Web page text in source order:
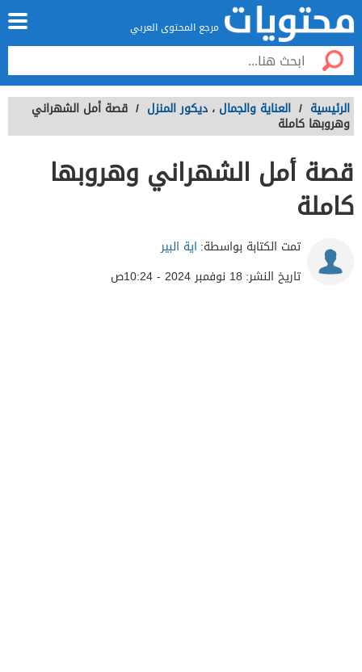
مرجع المحتوى العربي
الرئيسية / العناية والجمال ، ديكور المنزل / قصة أمل الشهراني
وهروبها كاملة
قصة أمل الشهراني وهروبها
كاملة
تمت الكتابة بواسطة: اية البير
تاريخ النشر: 18 نوفمبر 2024 - 10:24ص